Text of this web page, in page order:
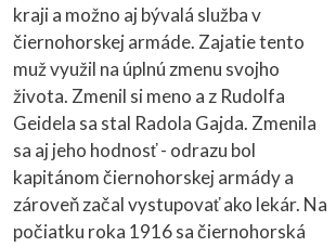
kraji a možno aj bývalá služba v
čiernohorskej armáde. Zajatie tento
muž využil na úplnú zmenu svojho
života. Zmenil si meno a z Rudolfa
Geidela sa stal Radola Gajda. Zmenila
sa aj jeho hodnosť - odrazu bol
kapitánom čiernohorskej armády a
zároveň začal vystupovať ako lekár. Na
počiatku roka 1916 sa čiernohorská